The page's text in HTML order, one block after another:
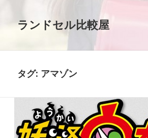
ランドセル比較屋
タグ: アマゾン